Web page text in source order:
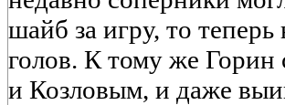
шайб за игру, то
голов. К тому же
и Козловым, и даже